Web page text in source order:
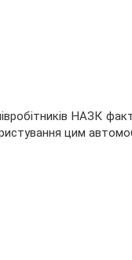
НАЗК
цим